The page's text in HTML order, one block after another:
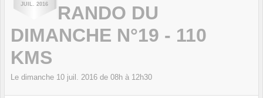
JUIL. 2016
RANDO DU
DIMANCHE N°19 - 110
KMS
Le dimanche 10 juil. 2016 de 08h à 12h30